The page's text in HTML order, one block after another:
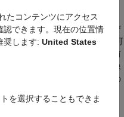
、画面のサイズや向き、および
コンテンツのサイズ、位置、可
境を最適化するタイプの、事前
数の環境やデスクトップ解像
は、自動リフロー機能付きの
たコンテンツにアクセス
認できます。現在の位置情
奨します: United States
を選択することもできま